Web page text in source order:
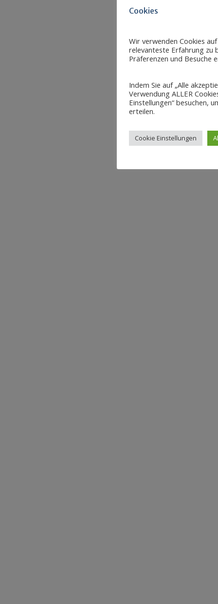
Cookies
Wir verwenden Cookies
relevanteste Erfahrung zu
Präferenzen und Besuche
Indem Sie auf „Alle
Verwendung ALLER
Einstellungen“ besuchen,
erteilen.
Cookie Einstellungen